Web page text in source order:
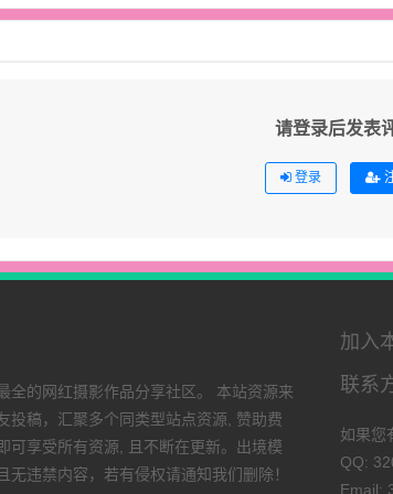
请登录后发表
登录
全的网红摄影作品分享社区。 本站资源来
投稿，汇聚多个同类型站点资源, 赞助费
可享受所有资源, 且不断在更新。出境模
无违禁内容，若有侵权请通知我们删除！
加入
联系
如果您
QQ:
Email: